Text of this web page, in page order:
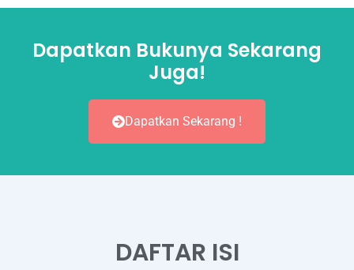
Dapatkan Bukunya Sekarang
Juga!
Dapatkan Sekarang !
DAFTAR ISI